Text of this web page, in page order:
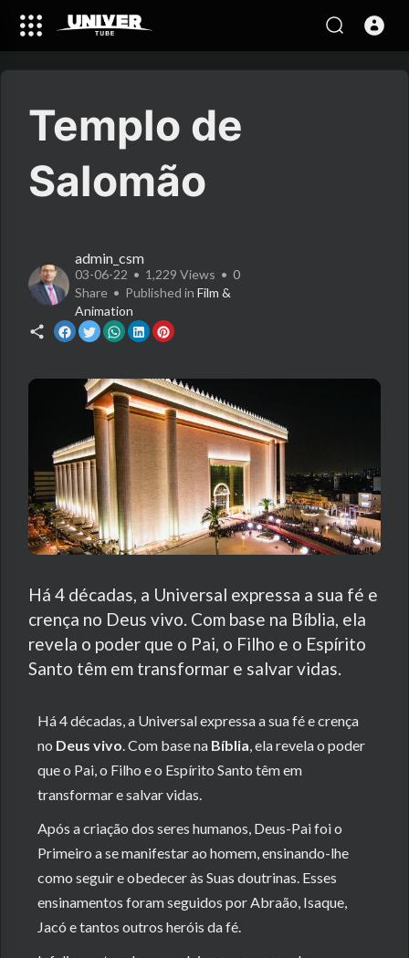
Templo de
Salomão
admin_csm
03-06-22 • 1,229 Views • 0
Share • Published in Film &
Animation
Há 4 décadas, a Universal expressa a sua fé e
crença no Deus vivo. Com base na Bíblia, ela
revela o poder que o Pai, o Filho e o Espírito
Santo têm em transformar e salvar vidas.
Há 4 décadas, a Universal expressa a sua fé e crença
no Deus vivo. Com base na Bíblia, ela revela o poder
que o Pai, o Filho e o Espírito Santo têm em
transformar e salvar vidas.
Após a criação dos seres humanos, Deus-Pai foi o
Primeiro a se manifestar ao homem, ensinando-lhe
como seguir e obedecer às Suas doutrinas. Esses
ensinamentos foram seguidos por Abraão, Isaque,
Jacó e tantos outros heróis da fé.